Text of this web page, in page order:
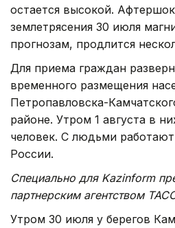
остается высокой.
землетрясения 30 июля
прогнозам, продлится
Для приема граждан
временного размещения
Петропавловска-
районе. Утром 1 августа в
человек. С людьми
России.
Специально для Kazinform
партнерским агентством
Утром 30 июля у берегов